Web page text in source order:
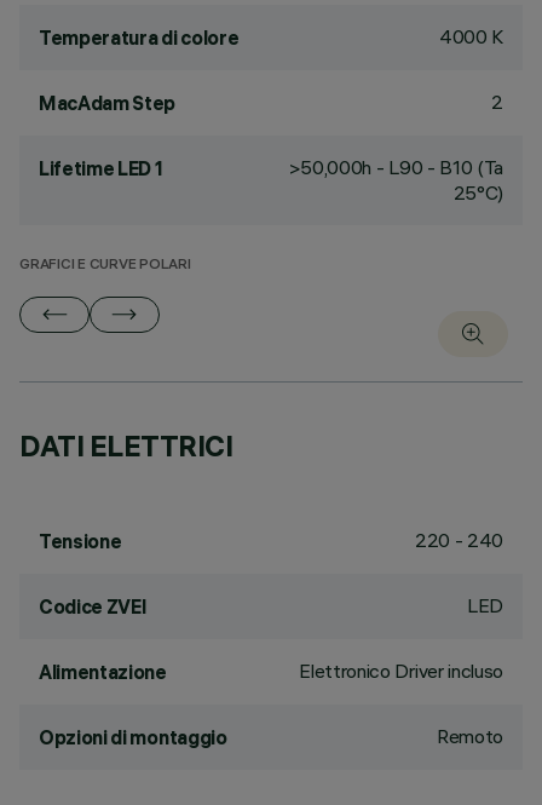
Temperatura di colore 4000 K
MacAdam Step 2
Lifetime LED 1
>50,000h - L90 - B10 (Ta
25°C)
GRAFICI E CURVE POLARI
DATI ELETTRICI
Tensione 220 - 240
Codice ZVEI LED
Alimentazione Elettronico Driver incluso
Opzioni di montaggio Remoto